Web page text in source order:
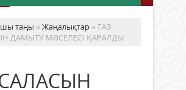
таңы »Жаңалықтар » ГАЗ
ДАМЫТУ МӘСЕЛЕСІ ҚАРАЛДЫ